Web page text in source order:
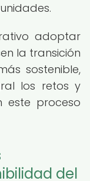
adoptar
la transición
sostenible,
los retos y
este proceso
del